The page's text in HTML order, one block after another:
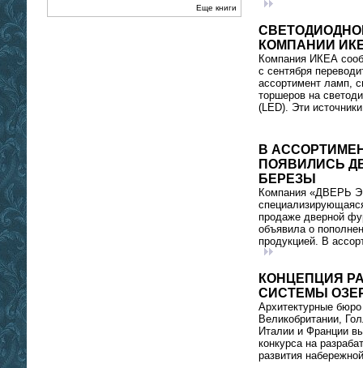
Еще книги
КОМПАНИИ
Компания ИКЕА
с сентября
ассортимент ламп,
торшеров на
(LED). Эти
В
ПОЯВИЛИСЬ
БЕРЕЗЫ
Компания «ДВЕРЬ
продаже дверной
объявила о
продукцией. В
КОНЦЕПЦИЯ
СИСТЕМЫ
Архитектурные
Великобритании,
Италии и Франции
конкурса на
развития